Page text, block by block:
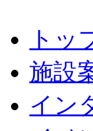
トッ
施設
イン